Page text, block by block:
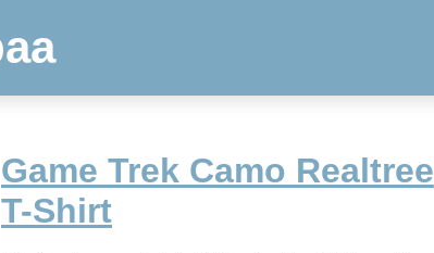
Game Trek Camo Realtree
T-Shirt